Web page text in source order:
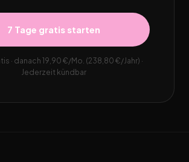
7 Tage gratis starten
· danach 19,90 €/Mo. (238,80 €/Jahr) ·
Jederzeit kündbar